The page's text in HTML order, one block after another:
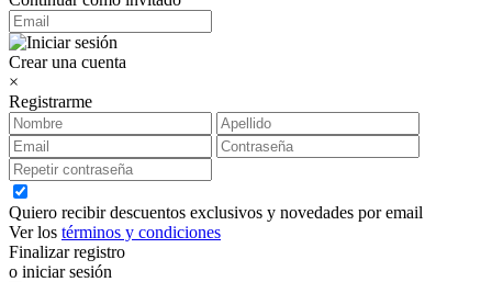
Crear una cuenta
×
Registrarme
Quiero recibir descuentos exclusivos y novedades por email
Ver los términos y condiciones
Finalizar registro
o iniciar sesión